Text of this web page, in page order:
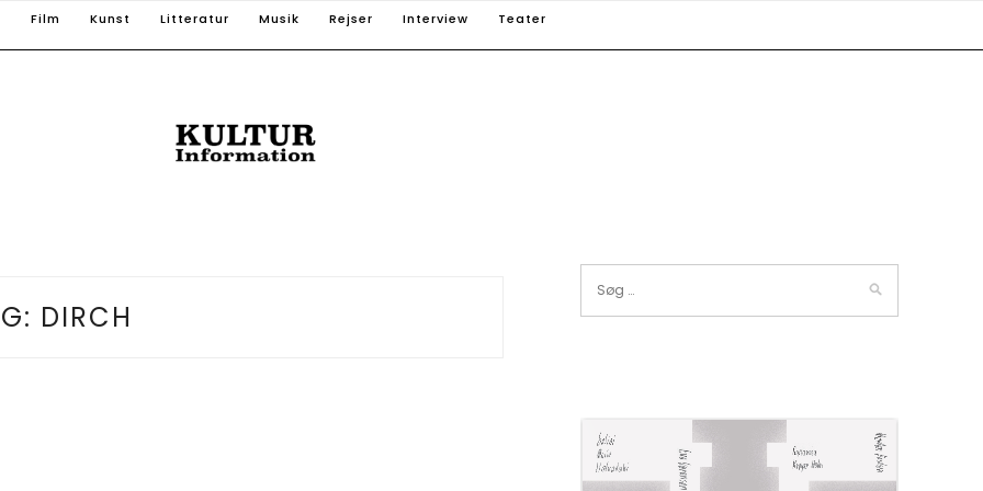
Film Kunst Litteratur Musik Rejser Interview Teater
DIRCH